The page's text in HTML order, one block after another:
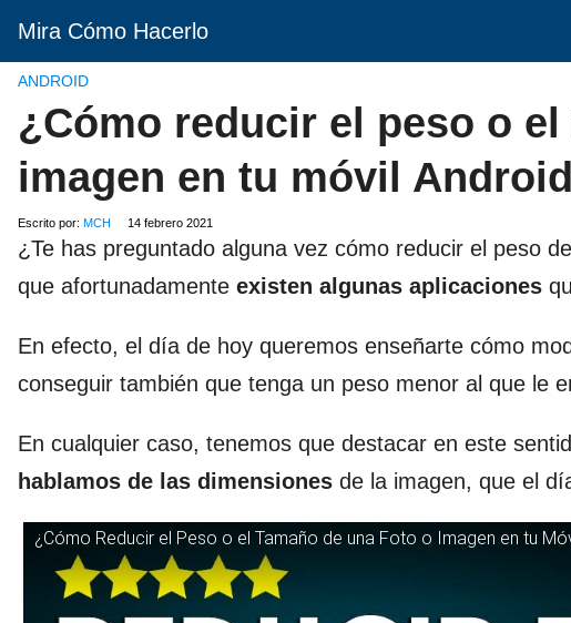
Mira Cómo Hacerlo
ANDROID
¿Cómo reducir el peso o
imagen en tu móvil
Escrito por: MCH 14 febrero 2021
¿Te has preguntado alguna vez cómo reducir el peso
que afortunadamente existen algunas aplicaciones
En efecto, el día de hoy queremos enseñarte cómo
conseguir también que tenga un peso menor al que le
En cualquier caso, tenemos que destacar en este
hablamos de las dimensiones de la imagen, que el
¿Cómo Reducir el Peso o el Tamaño de una Foto o Imagen en tu